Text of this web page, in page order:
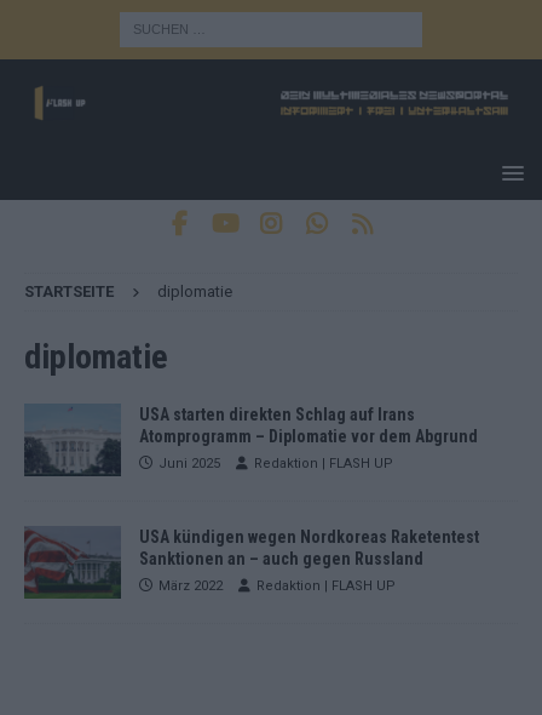
STARTSEITE diplomatie
diplomatie
USA starten direkten Schlag auf Irans
Atomprogramm – Diplomatie vor dem Abgrund
Juni 2025 Redaktion | FLASH UP
USA kündigen wegen Nordkoreas Raketentest
Sanktionen an – auch gegen Russland
März 2022 Redaktion | FLASH UP